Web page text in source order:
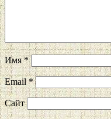
Имя*
Email*
Сайт